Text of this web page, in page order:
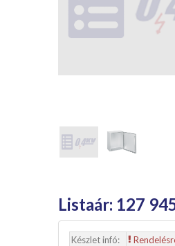
Listaár: 127
Készlet infó: